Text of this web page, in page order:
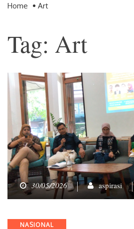
Home Art
Tag: Art
30/05/2026 aspirasi
Categories
NASIONAL